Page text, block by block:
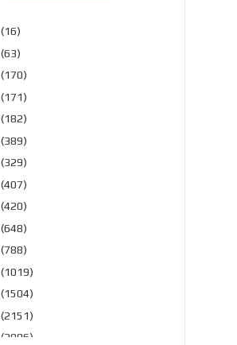
(16)
(63)
(170)
(171)
(182)
(389)
(329)
(407)
(420)
(648)
(788)
(1019)
(1504)
(2151)
(2986)